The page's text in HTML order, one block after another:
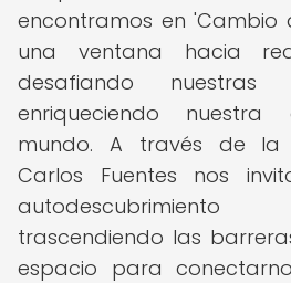
encontramos en 'Cambio
una ventana hacia
desafiando nuestras
enriqueciendo nuestra
mundo. A través de la
Carlos Fuentes nos
trascendiendo las
espacio para